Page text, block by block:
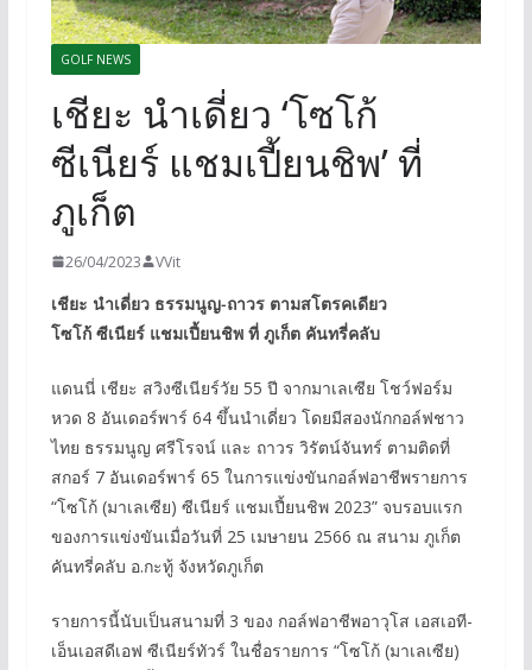
GOLF NEWS
เชียะ นำเดี่ยว ‘โซโก้
ซีเนียร์ แชมเปี้ยนชิพ’ ที่
ภูเก็ต
26/04/2023 VVit
เชียะ นำเดี่ยว ธรรมนูญ-ถาวร ตามสโตรคเดียว
โซโก้ ซีเนียร์ แชมเปี้ยนชิพ ที่ ภูเก็ต คันทรี่คลับ
แดนนี่ เชียะ สวิงซีเนียร์วัย 55 ปี จากมาเลเซีย โชว์ฟอร์ม
หวด 8 อันเดอร์พาร์ 64 ขึ้นนำเดี่ยว โดยมีสองนักกอล์ฟชาว
ไทย ธรรมนูญ ศรีโรจน์ และ ถาวร วิรัตน์จันทร์ ตามติดที่
สกอร์ 7 อันเดอร์พาร์ 65 ในการแข่งขันกอล์ฟอาชีพรายการ
“โซโก้ (มาเลเซีย) ซีเนียร์ แชมเปี้ยนชิพ 2023” จบรอบแรก
ของการแข่งขันเมื่อวันที่ 25 เมษายน 2566 ณ สนาม ภูเก็ต
คันทรี่คลับ อ.กะทู้ จังหวัดภูเก็ต
รายการนี้นับเป็นสนามที่ 3 ของ กอล์ฟอาชีพอาวุโส เอสเอที-
เอ็นเอสดีเอฟ ซีเนียร์ทัวร์ ในชื่อรายการ “โซโก้ (มาเลเซีย)